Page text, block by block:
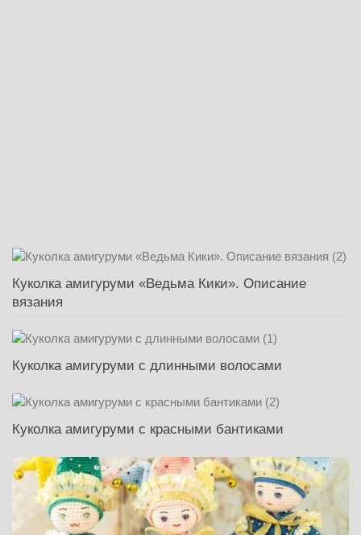
Куколка амигуруми «Ведьма Кики». Описание
вязания
Куколка амигуруми с длинными волосами
Куколка амигуруми с красными бантиками